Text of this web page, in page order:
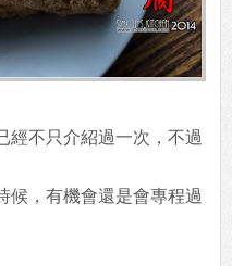
經不只介紹過一次，不過
候，有機會還是會專程過